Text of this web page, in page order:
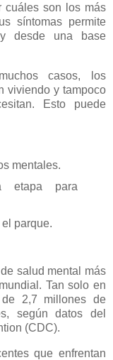
cuáles son los más
síntomas permite
desde una base
casos, los
viviendo y tampoco
Esto puede
mentales.
etapa para
parque.
salud mental más
Tan solo en
de 2,7 millones de
según datos del
(CDC).
que enfrentan